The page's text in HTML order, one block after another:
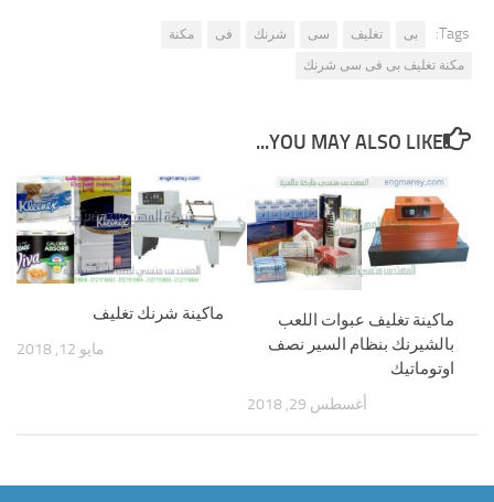
Tags: بى تغليف سى شرنك فى
مكنة
مكنة تغليف بى فى سى شرنك
YOU MAY ALSO LIKE...
ماكينة شرنك تغليف
مايو 12, 2018
ماكينة تغليف عبوات اللعب
بالشيرنك بنظام السير نصف
اوتوماتيك
أغسطس 29, 2018